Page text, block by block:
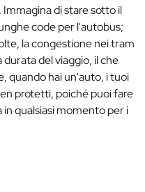
di stare sotto il
code per l'autobus;
la congestione nei tram
del viaggio, il che
quando hai un'auto, i tuoi
protetti, poiché puoi fare
qualsiasi momento per i